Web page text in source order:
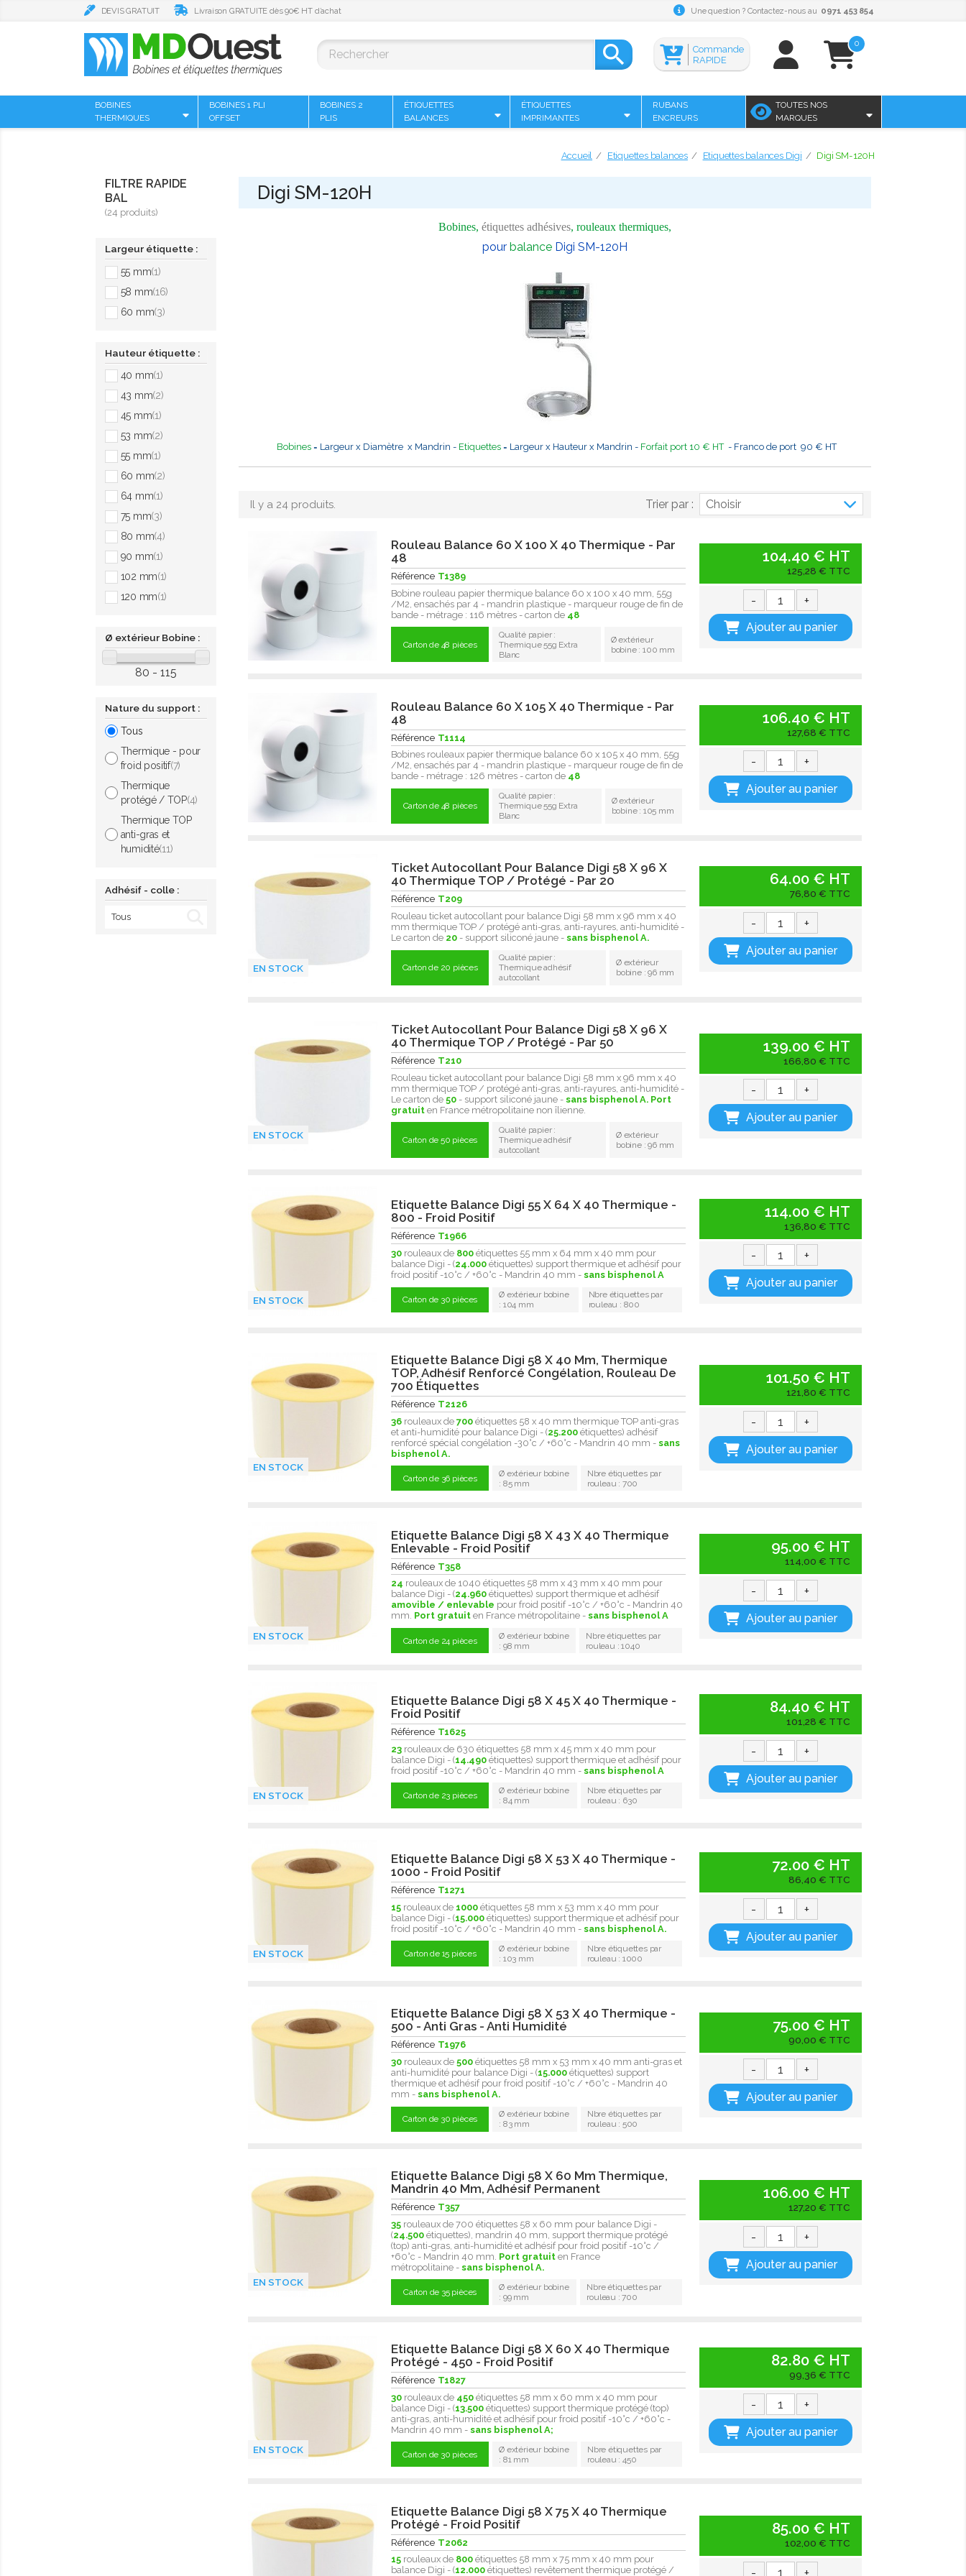
DEVIS GRATUIT Livraison GRATUITE dès 90€ HT d’achat Une question ? Contactez-nous au 0971 453 854
 0
Commande
RAPIDE
BOBINES
THERMIQUES
BOBINES 1 PLI
OFFSET
BOBINES 2
PLIS
ÉTIQUETTES
BALANCES
ÉTIQUETTES
IMPRIMANTES
RUBANS
ENCREURS
TOUTES NOS
MARQUES
Accueil Etiquettes balances Etiquettes balances Digi Digi SM-120H
FILTRE RAPIDE
BAL
(24 produits)
Largeur étiquette :
55 mm(1)
58 mm(16)
60 mm(3)
Hauteur étiquette :
40 mm(1)
43 mm(2)
45 mm(1)
53 mm(2)
55 mm(1)
60 mm(2)
64 mm(1)
75 mm(3)
80 mm(4)
90 mm(1)
102 mm(1)
120 mm(1)
Ø extérieur Bobine :
80 - 115
Nature du support :
Tous
Thermique - pour
froid positif(7)
Thermique
protégé / TOP(4)
Thermique TOP
anti-gras et
humidité(11)
Adhésif - colle :
Digi SM-120H
Bobines, étiquettes adhésives, rouleaux thermiques,
pour balance Digi SM-120H
Bobines= Largeur x Diamètre x Mandrin - Etiquettes= Largeur x Hauteur x Mandrin - Forfait port 10 € HT- Franco de port 90 € HT
Il y a 24 produits. Trier par : Choisir
Rouleau Balance 60 X 100 X 40 Thermique - Par
48
Référence T1389
Bobine rouleau papier thermique balance 60 x 100 x 40 mm, 55g
/M2, ensachés par 4 - mandrin plastique - marqueur rouge de fin de
bande - métrage : 116 mètres - carton de 48
Carton de 48 pièces
Qualité papier :
Thermique 55g Extra
Blanc
Ø extérieur
bobine : 100 mm
104.40 € HT
125,28 € TTC
- +
Ajouter au panier
Rouleau Balance 60 X 105 X 40 Thermique - Par
48
Référence T1114
Bobines rouleaux papier thermique balance 60 x 105 x 40 mm, 55g
/M2, ensachés par 4 - mandrin plastique - marqueur rouge de fin de
bande - métrage : 126 mètres - carton de 48
Carton de 48 pièces
Qualité papier :
Thermique 55g Extra
Blanc
Ø extérieur
bobine : 105 mm
106.40 € HT
127,68 € TTC
- +
Ajouter au panier
EN STOCK
Ticket Autocollant Pour Balance Digi 58 X 96 X
40 Thermique TOP / Protégé - Par 20
Référence T209
Rouleau ticket autocollant pour balance Digi 58 mm x 96 mm x 40
mm thermique TOP / protégé anti-gras, anti-rayures, anti-humidité -
Le carton de 20 - support siliconé jaune -sans bisphenol A.
Carton de 20 pièces
Qualité papier :
Thermique adhésif
autocollant
Ø extérieur
bobine : 96 mm
64.00 € HT
76,80 € TTC
- +
Ajouter au panier
EN STOCK
Ticket Autocollant Pour Balance Digi 58 X 96 X
40 Thermique TOP / Protégé - Par 50
Référence T210
Rouleau ticket autocollant pour balance Digi 58 mm x 96 mm x 40
mm thermique TOP / protégé anti-gras, anti-rayures, anti-humidité -
Le carton de50 - support siliconé jaune -sans bisphenol A. Port
gratuit en France métropolitaine non îlienne.
Carton de 50 pièces
Qualité papier :
Thermique adhésif
autocollant
Ø extérieur
bobine : 96 mm
139.00 € HT
166,80 € TTC
- +
Ajouter au panier
EN STOCK
Etiquette Balance Digi 55 X 64 X 40 Thermique -
800 - Froid Positif
Référence T1966
30 rouleaux de 800 étiquettes 55 mm x 64 mm x 40 mm pour
balance Digi - (24.000 étiquettes) support thermique et adhésif pour
froid positif -10°c / +60°c - Mandrin 40 mm -sans bisphenol A
Carton de 30 pièces
Ø extérieur bobine
: 104 mm
Nbre étiquettes par
rouleau : 800
114.00 € HT
136,80 € TTC
- +
Ajouter au panier
EN STOCK
Etiquette Balance Digi 58 X 40 Mm, Thermique
TOP, Adhésif Renforcé Congélation, Rouleau De
700 Étiquettes
Référence T2126
36 rouleaux de700 étiquettes 58 x 40 mm thermique TOP anti-gras
et anti-humidité pour balance Digi - (25.200 étiquettes) adhésif
renforcé spécial congélation -30°c / +60°c - Mandrin 40 mm -sans
bisphenol A.
Carton de 36 pièces
Ø extérieur bobine
: 85 mm
Nbre étiquettes par
rouleau : 700
101.50 € HT
121,80 € TTC
- +
Ajouter au panier
EN STOCK
Etiquette Balance Digi 58 X 43 X 40 Thermique
Enlevable - Froid Positif
Référence T358
24 rouleaux de 1040 étiquettes 58 mm x 43 mm x 40 mm pour
balance Digi - (24.960 étiquettes) support thermique et adhésif
amovible / enlevable pour froid positif -10°c / +60°c - Mandrin 40
mm. Port gratuit en France métropolitaine -sans bisphenol A
Carton de 24 pièces
Ø extérieur bobine
: 98 mm
Nbre étiquettes par
rouleau : 1040
95.00 € HT
114,00 € TTC
- +
Ajouter au panier
EN STOCK
Etiquette Balance Digi 58 X 45 X 40 Thermique -
Froid Positif
Référence T1625
23 rouleaux de 630 étiquettes 58 mm x 45 mm x 40 mm pour
balance Digi - (14.490 étiquettes) support thermique et adhésif pour
froid positif -10°c / +60°c - Mandrin 40 mm -sans bisphenol A
Carton de 23 pièces
Ø extérieur bobine
: 84 mm
Nbre étiquettes par
rouleau : 630
84.40 € HT
101,28 € TTC
- +
Ajouter au panier
EN STOCK
Etiquette Balance Digi 58 X 53 X 40 Thermique -
1000 - Froid Positif
Référence T1271
15 rouleaux de 1000 étiquettes 58 mm x 53 mm x 40 mm pour
balance Digi - (15.000 étiquettes) support thermique et adhésif pour
froid positif -10°c / +60°c - Mandrin 40 mm -sans bisphenol A.
Carton de 15 pièces
Ø extérieur bobine
: 103 mm
Nbre étiquettes par
rouleau : 1000
72.00 € HT
86,40 € TTC
- +
Ajouter au panier
Etiquette Balance Digi 58 X 53 X 40 Thermique -
500 - Anti Gras - Anti Humidité
Référence T1976
30 rouleaux de500 étiquettes 58 mm x 53 mm x 40 mm anti-gras et
anti-humidité pour balance Digi - (15.000 étiquettes) support
thermique et adhésif pour froid positif -10°c / +60°c - Mandrin 40
mm -sans bisphenol A.
Carton de 30 pièces
Ø extérieur bobine
: 83 mm
Nbre étiquettes par
rouleau : 500
75.00 € HT
90,00 € TTC
- +
Ajouter au panier
EN STOCK
Etiquette Balance Digi 58 X 60 Mm Thermique,
Mandrin 40 Mm, Adhésif Permanent
Référence T357
35 rouleaux de 700 étiquettes 58 x 60 mm pour balance Digi -
(24.500 étiquettes), mandrin 40 mm, support thermique protégé
(top) anti-gras, anti-humidité et adhésif pour froid positif -10°c /
+60°c - Mandrin 40 mm. Port gratuit en France
métropolitaine -sans bisphenol A.
Carton de 35 pièces
Ø extérieur bobine
: 99 mm
Nbre étiquettes par
rouleau : 700
106.00 € HT
127,20 € TTC
- +
Ajouter au panier
EN STOCK
Etiquette Balance Digi 58 X 60 X 40 Thermique
Protégé - 450 - Froid Positif
Référence T1827
30 rouleaux de 450 étiquettes 58 mm x 60 mm x 40 mm pour
balance Digi - (13.500 étiquettes) support thermique protégé (top)
anti-gras, anti-humidité et adhésif pour froid positif -10°c / +60°c -
Mandrin 40 mm -sans bisphenol A;
Carton de 30 pièces
Ø extérieur bobine
: 81 mm
Nbre étiquettes par
rouleau : 450
82.80 € HT
99,36 € TTC
- +
Ajouter au panier
Etiquette Balance Digi 58 X 75 X 40 Thermique
Protégé - Froid Positif
Référence T2062
15 rouleaux de 800 étiquettes 58 mm x 75 mm x 40 mm pour
balance Digi - (12.000 étiquettes) revêtement thermique protégé /
85.00 € HT
102,00 € TTC
- +